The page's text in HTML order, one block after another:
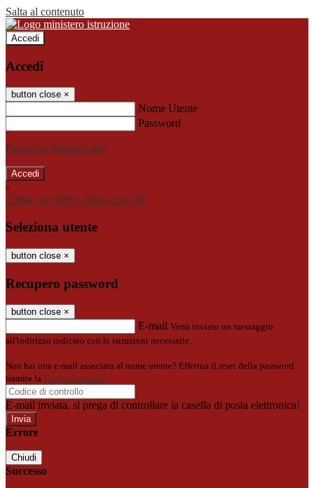
Salta al contenuto
Accedi
Accedi
button close ×
Nome Utente
Password
Password dimenticata?
-
Entra con SPID Entra con CIE
Seleziona utente
button close ×
Recupero password
button close ×
E-mail Verrà inviato un messaggio
all'indirizzo indicato con le istruzioni necessarie.
Non hai una e-mail associata al nome utente? Effettua il reset della password
tramite la Login Spaggiari
E-mail inviata, si prega di controllare la casella di posta elettronica!
Errore
Chiudi
Successo